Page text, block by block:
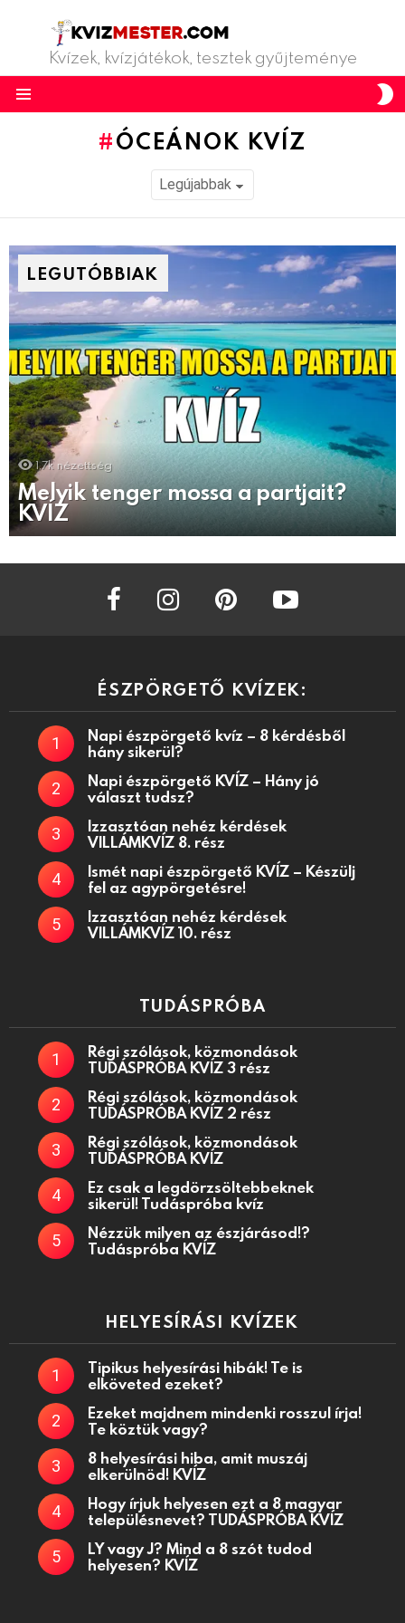
Kvízek, kvízjátékok, tesztek gyűjteménye
ÓCEÁNOK KVÍZ
LEGUTÓBBIAK
1.7k nézettség
Melyik tenger mossa a partjait?
KVÍZ
facebook instagram
ÉSZPÖRGETŐ KVÍZEK:
Napi észpörgető kvíz – 8 kérdésből
hány sikerül?
Napi észpörgető KVÍZ – Hány jó
választ tudsz?
Izzasztóan nehéz kérdések
VILLÁMKVÍZ 8. rész
Ismét napi észpörgető KVÍZ – Készülj
fel az agypörgetésre!
Izzasztóan nehéz kérdések
VILLÁMKVÍZ 10. rész
TUDÁSPRÓBA
Régi szólások, közmondások
TUDÁSPRÓBA KVÍZ 3 rész
Régi szólások, közmondások
TUDÁSPRÓBA KVÍZ 2 rész
Régi szólások, közmondások
TUDÁSPRÓBA KVÍZ
Ez csak a legdörzsöltebbeknek
sikerül! Tudáspróba kvíz
Nézzük milyen az észjárásod!?
Tudáspróba KVÍZ
HELYESÍRÁSI KVÍZEK
Tipikus helyesírási hibák! Te is
elköveted ezeket?
Ezeket majdnem mindenki rosszul írja!
Te köztük vagy?
8 helyesírási hiba, amit muszáj
elkerülnöd! KVÍZ
Hogy írjuk helyesen ezt a 8 magyar
településnevet? TUDÁSPRÓBA KVÍZ
LY vagy J? Mind a 8 szót tudod
helyesen? KVÍZ